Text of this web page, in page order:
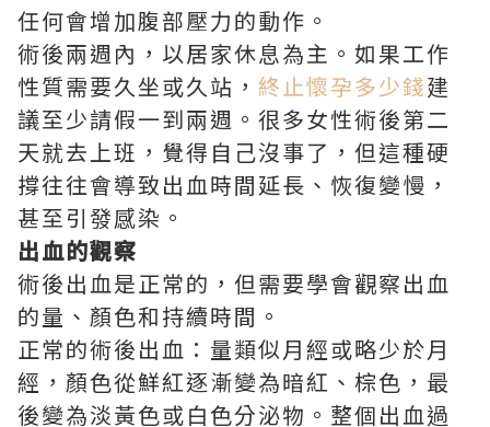
任何會增加腹部壓力的動作。
術後兩週內，以居家休息為主。如果工作
性質需要久坐或久站， 終止懷孕多少錢建
議至少請假一到兩週。很多女性術後第二
天就去上班，覺得自己沒事了，但這種硬
撐往往會導致出血時間延長、恢復變慢，
甚至引發感染。
出血的觀察
術後出血是正常的，但需要學會觀察出血
的量、顏色和持續時間。
正常的術後出血：量類似月經或略少於月
經，顏色從鮮紅逐漸變為暗紅、棕色，最
後變為淡黃色或白色分泌物。整個出血過